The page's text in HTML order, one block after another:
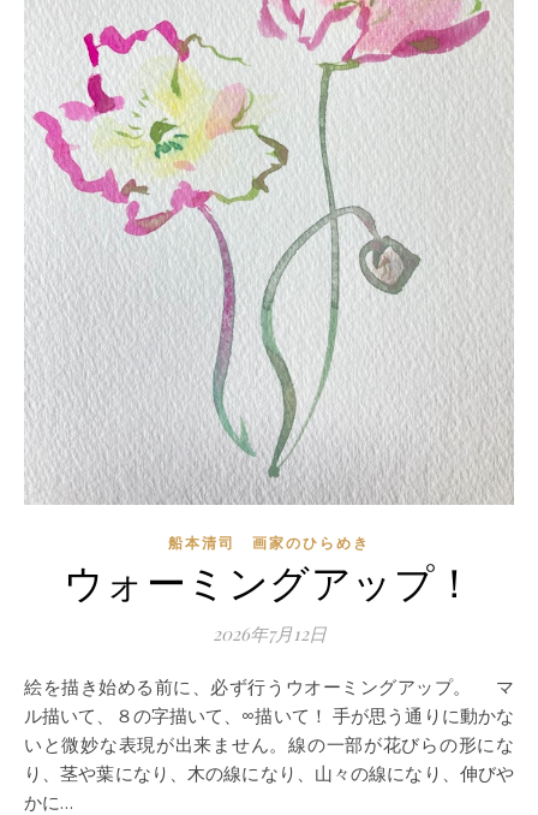
船本清司 画家のひらめき
ウォーミングアップ！
2026年7月12日
絵を描き始める前に、必ず行うウオーミングアップ。 マ
ル描いて、８の字描いて、∞描いて！ 手が思う通りに動かな
いと微妙な表現が出来ません。線の一部が花びらの形にな
り、茎や葉になり、木の線になり、山々の線になり、伸びや
かに…